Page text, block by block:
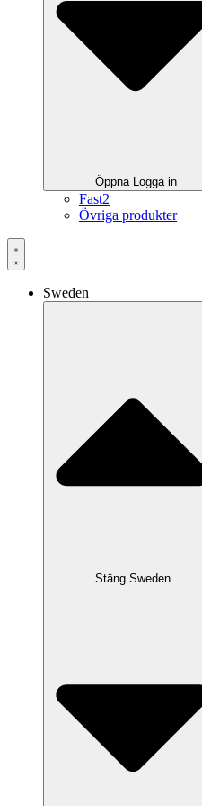
Öppna Logga in
Fast2
Övriga produkter
Sweden
Stäng Sweden